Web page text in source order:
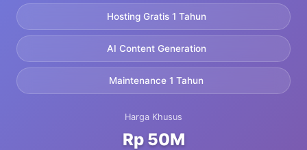
Hosting Gratis 1 Tahun
AI Content Generation
Maintenance 1 Tahun
Harga Khusus
Rp 50M